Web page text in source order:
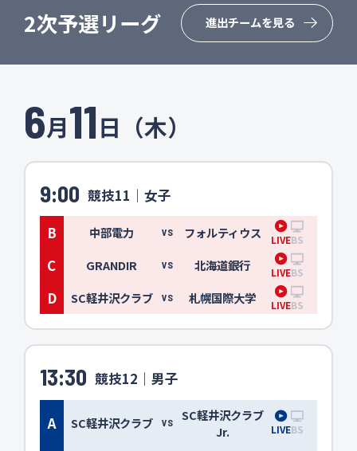
2次予選リーグ 進出チームを見る
6月11日（木）
9:00 競技11｜女子
B
中部電力 VS フォルティウス LIVEBS
C GRANDIR VS 北海道銀行 LIVEBS
D SC軽井沢クラブ VS 札幌国際大学 LIVEBS
13:30 競技12｜男子
A SC軽井沢クラブ VS
SC軽井沢クラブ
Jr.
LIVEBS